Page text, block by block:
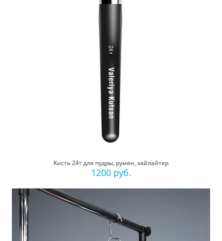
Кисть 24т для пудры, румян, хайлайтер
1200 руб.